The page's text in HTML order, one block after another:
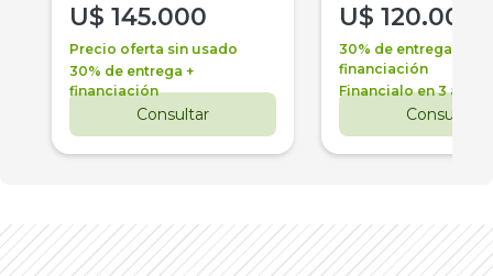
U$ 145.000
Precio oferta sin usado
30% de entrega +
financiación
Consultar
U$ 120.000
30% de entrega +
financiación
Financialo en 3 años
Consultar